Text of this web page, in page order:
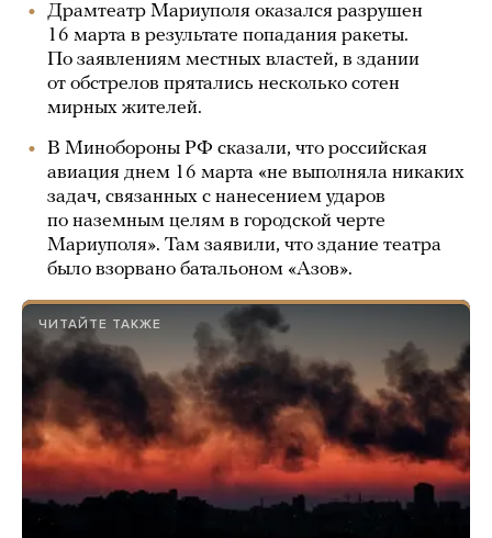
Драмтеатр Мариуполя оказался разрушен
16 марта в результате попадания ракеты.
По заявлениям местных властей, в здании
от обстрелов прятались несколько сотен
мирных жителей.
В Минобороны РФ сказали, что российская
авиация днем 16 марта «не выполняла никаких
задач, связанных с нанесением ударов
по наземным целям в городской черте
Мариуполя». Там заявили, что здание театра
было взорвано батальоном «Азов».
ЧИТАЙТЕ ТАКЖЕ